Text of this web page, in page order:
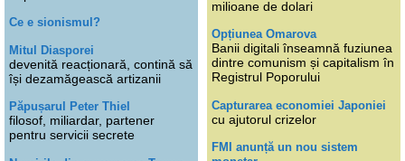
Ce e sionismul?
Mitul Diasporei
devenită reacționară, contină să
își dezamăgească artizanii
Păpușarul Peter Thiel
filosof, miliardar, partener
pentru servicii secrete
milioane de dolari
Opțiunea Omarova
Banii digitali înseamnă fuziunea
dintre comunism și capitalism în
Registrul Poporului
Capturarea economiei Japoniei
cu ajutorul crizelor
FMI anunță un nou sistem